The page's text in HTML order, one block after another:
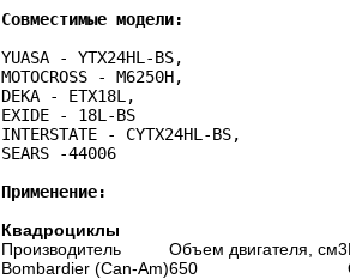
Совместимые модели:
YUASA - YTX24HL-BS,
MOTOCROSS - M6250H,
DEKA - ETX18L,
EXIDE - 18L-BS
INTERSTATE - CYTX24HL-BS,
SEARS -44006
Применение:
Квадроциклы
Производитель
Объем двигателя, см3
Bombardier (Can-Am)650